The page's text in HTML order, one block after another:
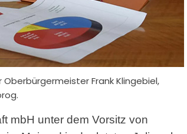
Frank Klingebiel,
mbH unter dem Vorsitz von